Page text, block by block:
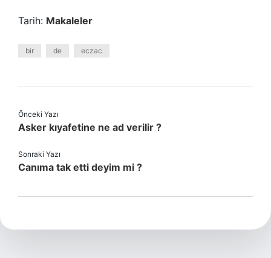
Tarih: Makaleler
bir de eczac
Önceki Yazı
Asker kıyafetine ne ad verilir ?
Sonraki Yazı
Canıma tak etti deyim mi ?